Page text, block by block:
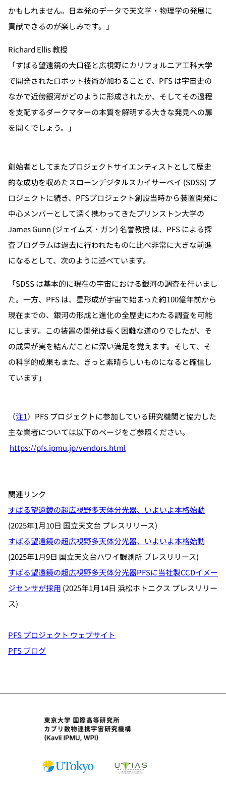
かもしれません。日本発のデータで天文学・物理学の発展に
貢献できるのが楽しみです。」
Richard Ellis 教授
「すばる望遠鏡の大口径と広視野にカリフォルニア工科大学
で開発されたロボット技術が加わることで、PFS は宇宙史の
なかで近傍銀河がどのように形成されたか、そしてその過程
を支配するダークマターの本質を解明する大きな発見への扉
を開くでしょう。」
創始者としてまたプロジェクトサイエンティストとして歴史
的な成功を収めたスローンデジタルスカイサーベイ (SDSS) プ
ロジェクトに続き、PFSプロジェクト創設当時から装置開発に
中心メンバーとして深く携わってきたプリンストン大学の
James Gunn (ジェイムズ・ガン) 名誉教授 は、PFS による探
査プログラムは過去に行われたものに比べ非常に大きな前進
になるとして、次のように述べています。
「SDSS は基本的に現在の宇宙における銀河の調査を行いまし
た。一方、PFS は、星形成が宇宙で始まった約100億年前から
現在までの、銀河の形成と進化の全歴史にわたる調査を可能
にします。この装置の開発は長く困難な道のりでしたが、そ
の成果が実を結んだことに深い満足を覚えます。そして、そ
の科学的成果もまた、きっと素晴らしいものになると確信し
ています」
（注1）PFS プロジェクトに参加している研究機関と協力した
主な業者については以下のページをご参照ください。
https://pfs.ipmu.jp/vendors.html
関連リンク
すばる望遠鏡の超広視野多天体分光器、いよいよ本格始動
(2025年1月10日 国立天文台 プレスリリース)
すばる望遠鏡の超広視野多天体分光器、いよいよ本格始動
(2025年1月9日 国立天文台ハワイ観測所 プレスリリース)
すばる望遠鏡の超広視野多天体分光器PFSに当社製CCDイメー
ジセンサが採用 (2025年1月14日 浜松ホトニクス プレスリリー
ス)
PFS プロジェクト ウェブサイト
PFS ブログ